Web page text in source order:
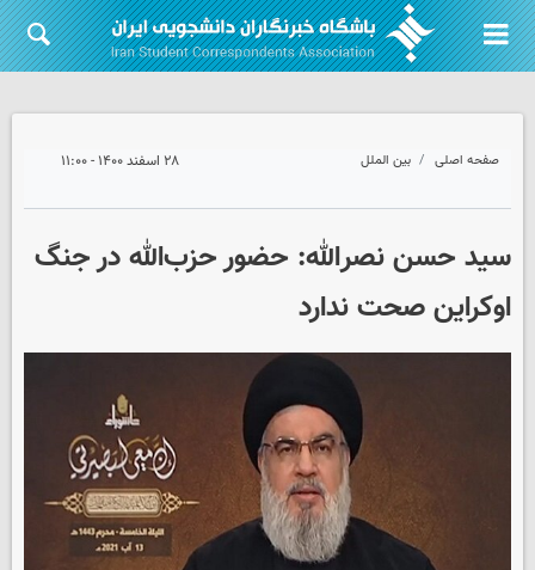
صفحه اصلی بین الملل ۲۸ اسفند ۱۴۰۰ - ۱۱:۰۰
سید حسن نصرالله: حضور حزب‌الله در جنگ
اوکراین صحت ندارد